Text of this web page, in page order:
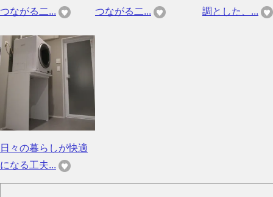
つながる二...
つながる二...
調とした、...
日々の暮らしが快適
になる工夫...